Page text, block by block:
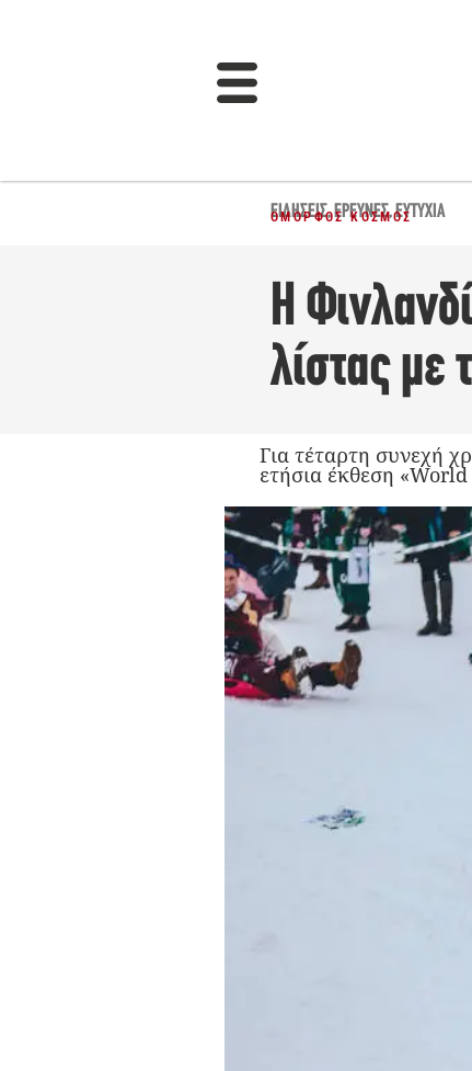
ΕΙΔΉΣΕΙΣ,ΈΡΕΥΝΕΣ,ΕΥΤΥΧΊΑ
ΌΜΟΡΦΟΣ ΚΌΣΜΟΣ
Η
λίστας με
Για τέταρτη συνεχή
ετήσια έκθεση